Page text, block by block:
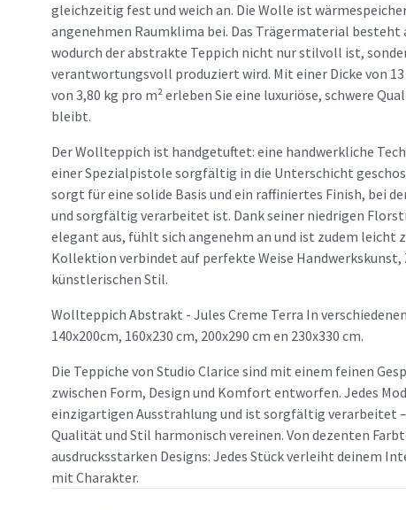
gleichzeitig fest und weich an. Die Wolle ist
angenehmen Raumklima bei. Das Trägermaterial besteht
wodurch der abstrakte Teppich nicht nur stilvoll ist,
verantwortungsvoll produziert wird. Mit einer Dicke von
von 3,80 kg pro m² erleben Sie eine luxuriöse, schwere
bleibt.
Der Wollteppich ist handgetuftet: eine handwerkliche
einer Spezialpistole sorgfältig in die Unterschicht
sorgt für eine solide Basis und ein raffiniertes Finish, bei
und sorgfältig verarbeitet ist. Dank seiner niedrigen
elegant aus, fühlt sich angenehm an und ist zudem leicht
Kollektion verbindet auf perfekte Weise
künstlerischen Stil.
Wollteppich Abstrakt - Jules Creme Terra In
140x200cm, 160x230 cm, 200x290 cm en 230x330 cm.
Die Teppiche von Studio Clarice sind mit einem feinen
zwischen Form, Design und Komfort entworfen. Jedes
einzigartigen Ausstrahlung und ist sorgfältig verarbeitet
Qualität und Stil harmonisch vereinen. Von dezenten
ausdrucksstarken Designs: Jedes Stück verleiht deinem
mit Charakter.